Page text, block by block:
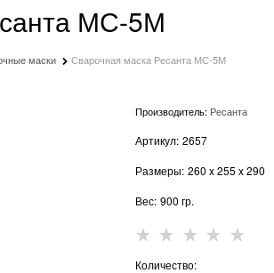
МС-5М
маски Сварочная маска Ресанта МС-5М
Производитель: Ресанта
Артикул: 2657
Размеры: 260 x255 x290
Вес: 900 гр.
Количество: